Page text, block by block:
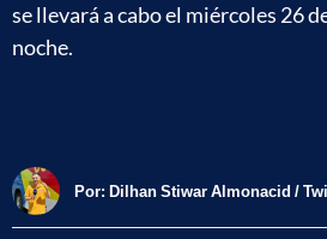
se llevará a cabo el miércoles 26
noche.
Por: Dilhan Stiwar Almonacid /